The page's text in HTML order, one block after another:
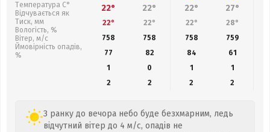
Температура С°
Відчувається як
Тиск, мм
Вологість, %
Вітер, м/с
Ймовірність опадів,
%
22° 22° 22° 27°
22° 22° 22° 28°
758
758 758 759
77
82 84
61
1
0 1
1
2
2 2 2
З ранку до вечора небо буде безхмарним, ледь
відчутний вітер до 4 м/с, опадів не